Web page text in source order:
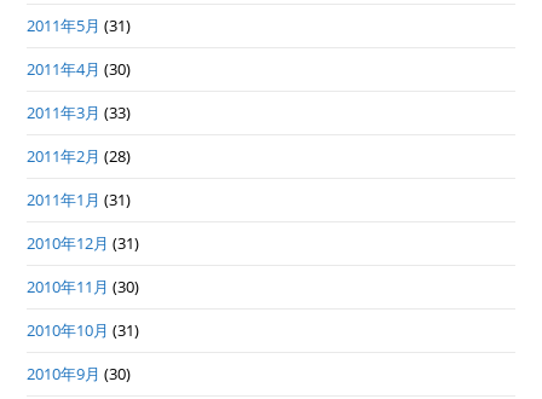
2011年5月 (31)
2011年4月 (30)
2011年3月 (33)
2011年2月 (28)
2011年1月 (31)
2010年12月 (31)
2010年11月 (30)
2010年10月 (31)
2010年9月 (30)